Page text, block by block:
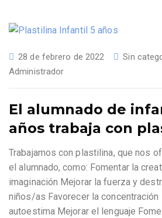
28 de febrero de 2022 Sin
Administrador
El alumnado de
años trabaja con
Trabajamos con plastilina, que nos
el alumnado, como: Fomentar la
imaginación Mejorar la fuerza y
niños/as Favorecer la concentración
autoestima Mejorar el lenguaje